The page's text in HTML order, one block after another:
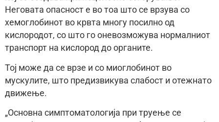
Неговата опасност е во тоа што се врзува со
хемоглобинот во крвта многу посилно од
кислородот, со што го оневозможува нормалниот
транспорт на кислород до органите.
Тој може да се врзе и со миоглобинот во
мускулите, што предизвикува слабост и отежнато
движење.
„Основна симптоматологија при труење се